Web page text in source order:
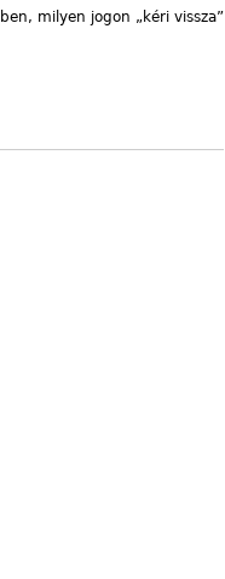
milyen jogon „kéri vissza”